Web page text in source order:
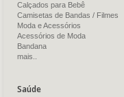
Calçados para Bebê
Camisetas de Bandas / Filmes
Moda e Acessórios
Acessórios de Moda
Bandana
mais..
Saúde